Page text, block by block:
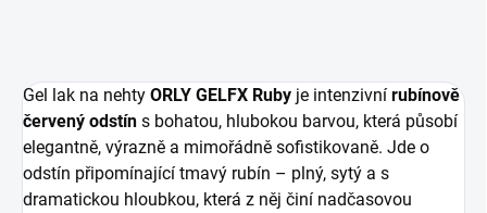
Gel lak na nehty ORLY GELFX Ruby je intenzivní rubínově
červený odstín s bohatou, hlubokou barvou, která působí
elegantně, výrazně a mimořádně sofistikovaně. Jde o
odstín připomínající tmavý rubín – plný, sytý a s
dramatickou hloubkou, která z něj činí nadčasovou